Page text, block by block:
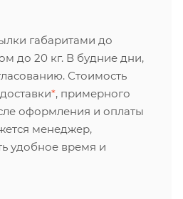
габаритами до
до 20 кг. В будние дни,
Стоимость
*, примерного
оформления и оплаты
менеджер,
удобное время и